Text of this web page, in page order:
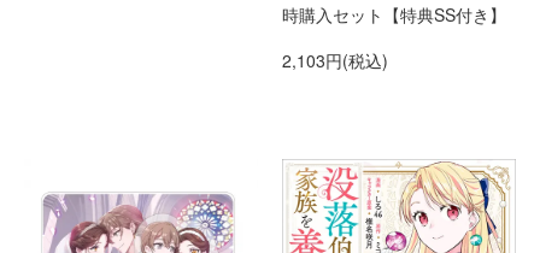
時購入セット【特典SS付き】
2,103円(税込)